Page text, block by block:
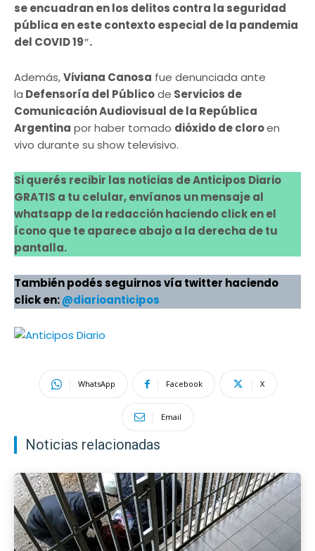
se encuadran en los delitos contra la seguridad
pública en este contexto especial de la pandemia
del COVID 19″.
Además,Viviana Canosa fue denunciada ante
la Defensoría del Públicode Servicios de
Comunicación Audiovisual de la República
Argentina por haber tomado dióxido de cloroen
vivo durante su show televisivo.
Si querés recibir las noticias de Anticipos Diario
GRATIS a tu celular, envíanos un mensaje al
whatsapp de la redacción haciendo click en el
ícono que te aparece abajo a la derecha de tu
pantalla.
También podés seguirnos vía twitter haciendo
click en:@diarioanticipos
WhatsApp Facebook X
Email
Noticias relacionadas